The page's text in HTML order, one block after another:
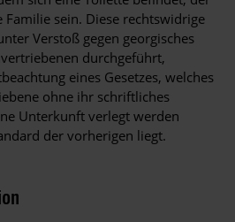
sein. Diese rechtswidrige
Verstoß gegen georgisches
durchgeführt,
eines Gesetzes, welches
ohne ihr schriftliches
Unterkunft verlegt werden
der vorherigen liegt.